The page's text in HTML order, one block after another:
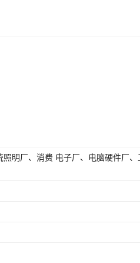
明厂、消费 电子厂、电脑硬件厂、